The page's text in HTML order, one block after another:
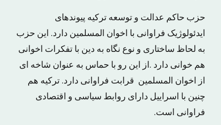
حزب حاکم عدالت و توسعه ترکیه پیوندهاى
ایدئولوژیک فراوانى با اخوان المسلمین دارد. این حزب
به لحاظ ساختارى و نوع نگاه به دین با تفکرات اخوانى
هم خوانى دارد .از این رو با حماس به عنوان شاخه اى
از اخوان المسلمین قرابت فراوانى دارد. ترکیه هم
چنین با اسراییل داراى روابط سیاسى و اقتصادى
فراوانى است.